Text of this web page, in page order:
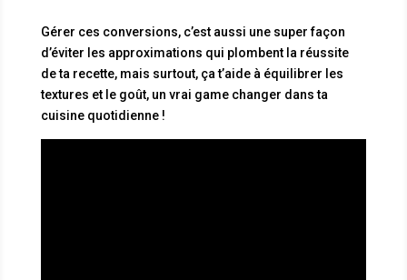
Gérer ces conversions, c’est aussi une super façon
d’éviter les approximations qui plombent la réussite
de ta recette, mais surtout, ça t’aide à équilibrer les
textures et le goût, un vrai game changer dans ta
cuisine quotidienne !